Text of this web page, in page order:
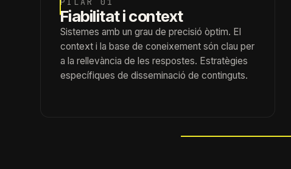
Fiabilitat i context
Sistemes amb un grau de precisió òptim. El
context i la base de coneixement són clau per
a la rellevància de les respostes. Estratègies
específiques de disseminació de continguts.